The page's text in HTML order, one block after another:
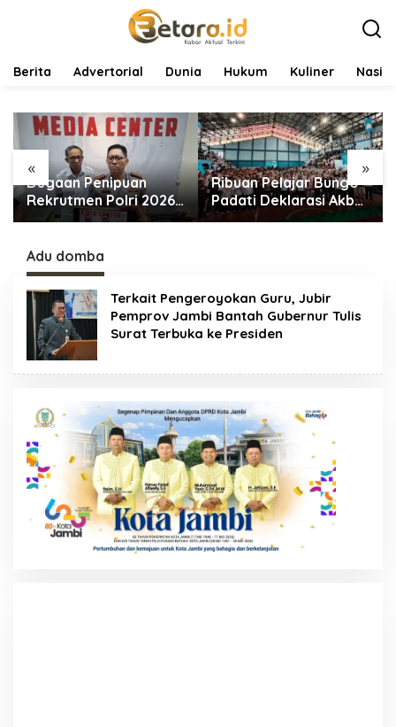
Berita Advertorial Dunia Hukum Kuliner
« »
Dugaan Penipuan
Rekrutmen Polri 2026
Terbongkar, Dua
Diamankan Propam
Polda Jambi
Ribuan Pelajar Bungo
Padati Deklarasi Akbar
IRET, Al Haris Sentil
Adu domba
Terkait Pengeroyokan Guru, Jubir
Pemprov Jambi Bantah Gubernur Tulis
Surat Terbuka ke Presiden